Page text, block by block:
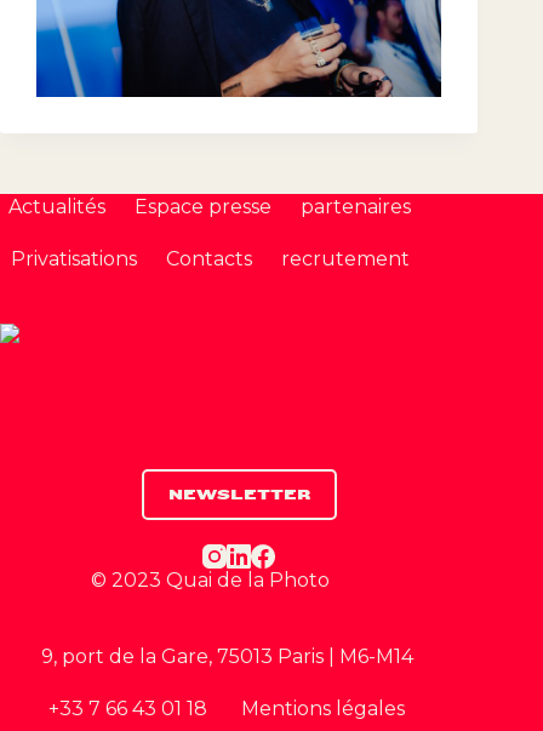
Actualités Espace presse partenaires
Privatisations Contacts recrutement
NEWSLETTER
© 2023 Quai de la Photo
9, port de la Gare, 75013 Paris | M6-M14
+33 7 66 43 01 18 Mentions légales